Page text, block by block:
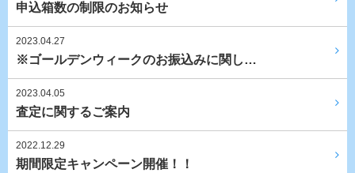
申込箱数の制限のお知らせ
2023.04.27
※ゴールデンウィークのお振込みに関し…
2023.04.05
査定に関するご案内
2022.12.29
期間限定キャンペーン開催！！